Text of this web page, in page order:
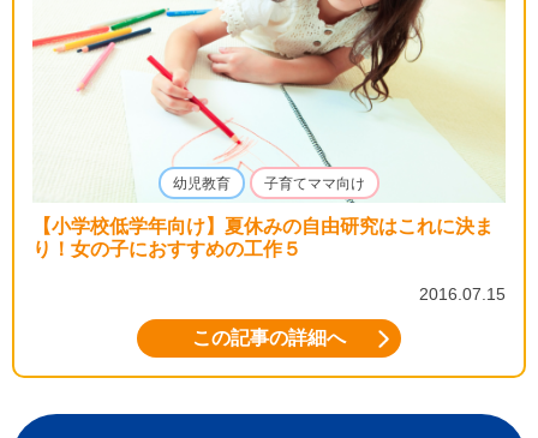
幼児教育 子育てママ向け
【小学校低学年向け】夏休みの自由研究はこれに決ま
り！女の子におすすめの工作５
2016.07.15
この記事の詳細へ